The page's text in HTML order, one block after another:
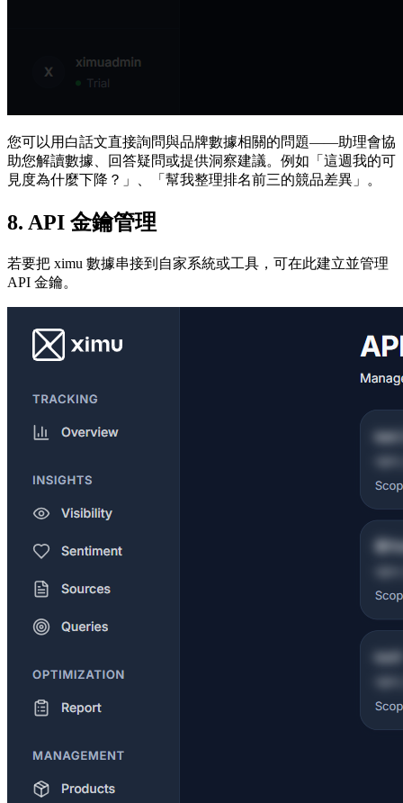
您可以用白話文直接詢問與品牌數據相關的問題——助理會協
助您解讀數據、回答疑問或提供洞察建議。例如「這週我的可
見度為什麼下降？」、「幫我整理排名前三的競品差異」。
8. API 金鑰管理
若要把 ximu 數據串接到自家系統或工具，可在此建立並管理
API 金鑰。